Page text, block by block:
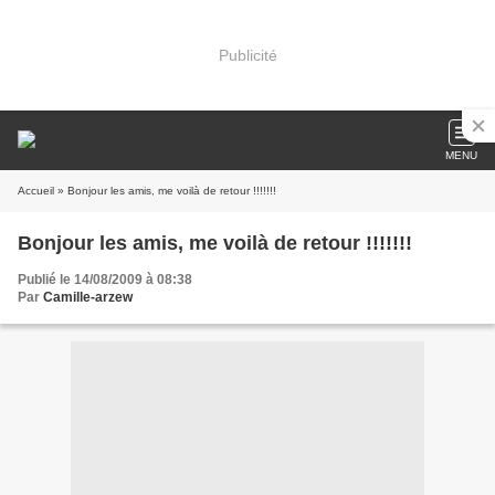
Publicité
MENU
Accueil » Bonjour les amis, me voilà de retour !!!!!!!
Bonjour les amis, me voilà de retour !!!!!!!
Publié le 14/08/2009 à 08:38
Par Camille-arzew